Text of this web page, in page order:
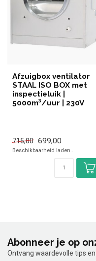
Afzuigbox ventilator
STAAL ISO BOX met
inspectieluik |
5000m³/uur | 230V
715,00 699,00
Beschikbaarheid laden..
Abonneer je op
Ontvang waardevolle tips